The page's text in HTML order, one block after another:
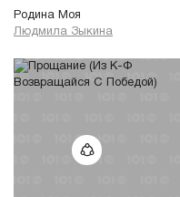
Родина Моя
Людмила Зыкина